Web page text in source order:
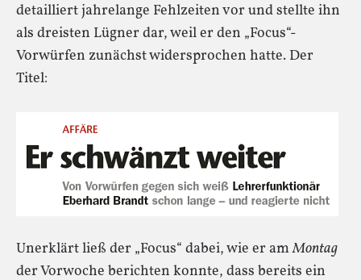
detailliert jahrelange Fehlzeiten vor und stellte ihn
als dreisten Lügner dar, weil er den „Focus“-
Vorwürfen zunächst widersprochen hatte. Der
Titel:
Unerklärt ließ der „Focus“ dabei, wie er amMontag
der Vorwoche berichten konnte, dass bereits ein